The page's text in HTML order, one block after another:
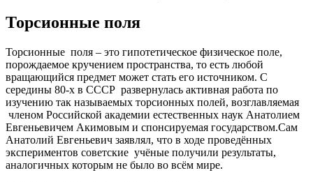
Торсионные поля
Торсионные поля – это гипотетическое физическое поле,
порождаемое кручением пространства, то есть любой
вращающийся предмет может стать его источником. С
середины 80-х в СССР развернулась активная работа по
изучению так называемых торсионных полей, возглавляемая
членом Российской академии естественных наук Анатолием
Евгеньевичем Акимовым и спонсируемая государством.Сам
Анатолий Евгеньевич заявлял, что в ходе проведённых
экспериментов советские учёные получили результаты,
аналогичных которым не было во всём мире.